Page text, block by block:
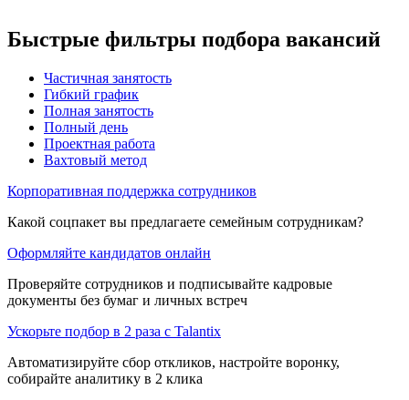
Быстрые фильтры подбора вакансий
Частичная занятость
Гибкий график
Полная занятость
Полный день
Проектная работа
Вахтовый метод
Корпоративная поддержка сотрудников
Какой соцпакет вы предлагаете семейным сотрудникам?
Оформляйте кандидатов онлайн
Проверяйте сотрудников и подписывайте кадровые
документы без бумаг и личных встреч
Ускорьте подбор в 2 раза с Talantix
Автоматизируйте сбор откликов, настройте воронку,
собирайте аналитику в 2 клика